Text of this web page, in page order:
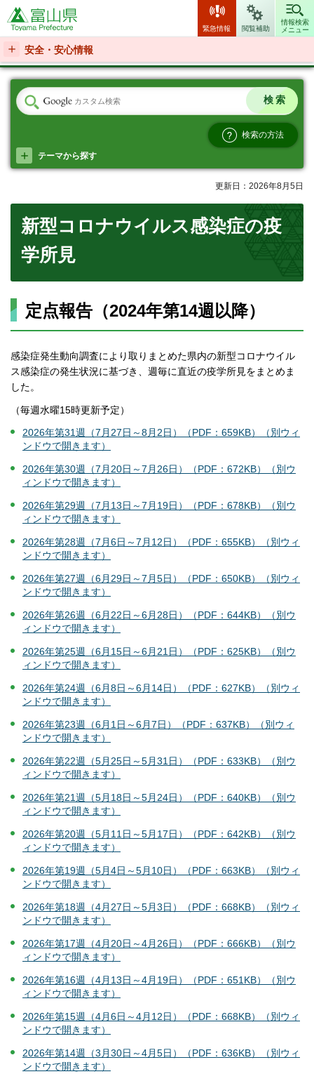
富山県
緊急情報 閲覧補助
情報検索
メニュー
安全・安心情報
検索の方法
テーマから探す
更新日：2026年8月5日
新型コロナウイルス感染症の疫
学所見
定点報告（2024年第14週以降）
感染症発生動向調査により取りまとめた県内の新型コロナウイル
ス感染症の発生状況に基づき、週毎に直近の疫学所見をまとめま
した。
（毎週水曜15時更新予定）
2026年第31週（7月27日～8月2日）（PDF：659KB）（別ウィ
ンドウで開きます）
2026年第30週（7月20日～7月26日）（PDF：672KB）（別ウ
ィンドウで開きます）
2026年第29週（7月13日～7月19日）（PDF：678KB）（別ウ
ィンドウで開きます）
2026年第28週（7月6日～7月12日）（PDF：655KB）（別ウィ
ンドウで開きます）
2026年第27週（6月29日～7月5日）（PDF：650KB）（別ウィ
ンドウで開きます）
2026年第26週（6月22日～6月28日）（PDF：644KB）（別ウ
ィンドウで開きます）
2026年第25週（6月15日～6月21日）（PDF：625KB）（別ウ
ィンドウで開きます）
2026年第24週（6月8日～6月14日）（PDF：627KB）（別ウィ
ンドウで開きます）
2026年第23週（6月1日～6月7日）（PDF：637KB）（別ウィ
ンドウで開きます）
2026年第22週（5月25日～5月31日）（PDF：633KB）（別ウ
ィンドウで開きます）
2026年第21週（5月18日～5月24日）（PDF：640KB）（別ウ
ィンドウで開きます）
2026年第20週（5月11日～5月17日）（PDF：642KB）（別ウ
ィンドウで開きます）
2026年第19週（5月4日～5月10日）（PDF：663KB）（別ウィ
ンドウで開きます）
2026年第18週（4月27日～5月3日）（PDF：668KB）（別ウィ
ンドウで開きます）
2026年第17週（4月20日～4月26日）（PDF：666KB）（別ウ
ィンドウで開きます）
2026年第16週（4月13日～4月19日）（PDF：651KB）（別ウ
ィンドウで開きます）
2026年第15週（4月6日～4月12日）（PDF：668KB）（別ウィ
ンドウで開きます）
2026年第14週（3月30日～4月5日）（PDF：636KB）（別ウィ
ンドウで開きます）